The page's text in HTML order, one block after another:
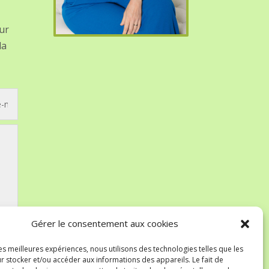
Gérer le consentement aux cookies
meilleures expériences, nous utilisons des technologies telles que les
stocker et/ou accéder aux informations des appareils. Le fait de